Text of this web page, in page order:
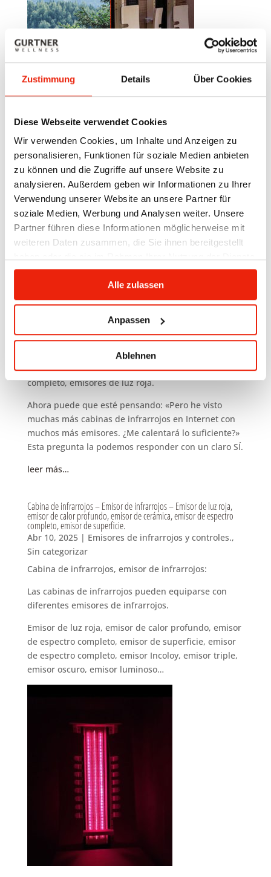
Zustimmung Details Über Cookies
Diese Webseite verwendet Cookies
Wir verwenden Cookies, um Inhalte und Anzeigen zu
personalisieren, Funktionen für soziale Medien anbieten
zu können und die Zugriffe auf unsere Website zu
analysieren. Außerdem geben wir Informationen zu Ihrer
Verwendung unserer Website an unsere Partner für
soziale Medien, Werbung und Analysen weiter. Unsere
Partner führen diese Informationen möglicherweise mit
weiteren Daten zusammen, die Sie ihnen bereitgestellt
gesammelt haben.
Alle zulassen
Anpassen
Ablehnen
leer más…
¿Construir una cabina de infrarrojos por uno mismo? ¿Cuántos
emisores necesito?
Abr 10, 2025|Emisores de infrarrojos y controles.
Las cabinas de infrarrojos con emisores de calor
manera.
Se necesita un emisor de calor para la espalda y otro
para proporcionar calor al frente del cuerpo. Este
principio se puede aplicar tanto a cabinas de asiento
como a cabinas de tumbona.
Ahora puede que esté pensando: «Pero he visto
muchas más cabinas de infrarrojos en Internet con
muchos más emisores. ¿Me calentará lo suficiente?»
Esta pregunta la podemos responder con un claro SÍ.
leer más…
Cabina de infrarrojos – Emisor de infrarrojos – Emisor de luz roja,
emisor de calor profundo, emisor de cerámica, emisor de espectro
completo, emisor de superficie.
Abr 10, 2025| Emisores de infrarrojos y controles.,
Sin categorizar
Cabina de infrarrojos, emisor de infrarrojos:
Las cabinas de infrarrojos pueden equiparse con
diferentes emisores de infrarrojos.
Emisor de luz roja, emisor de calor profundo, emisor
de espectro completo, emisor de superficie, emisor
de espectro completo, emisor Incoloy, emisor triple,
emisor oscuro, emisor luminoso…